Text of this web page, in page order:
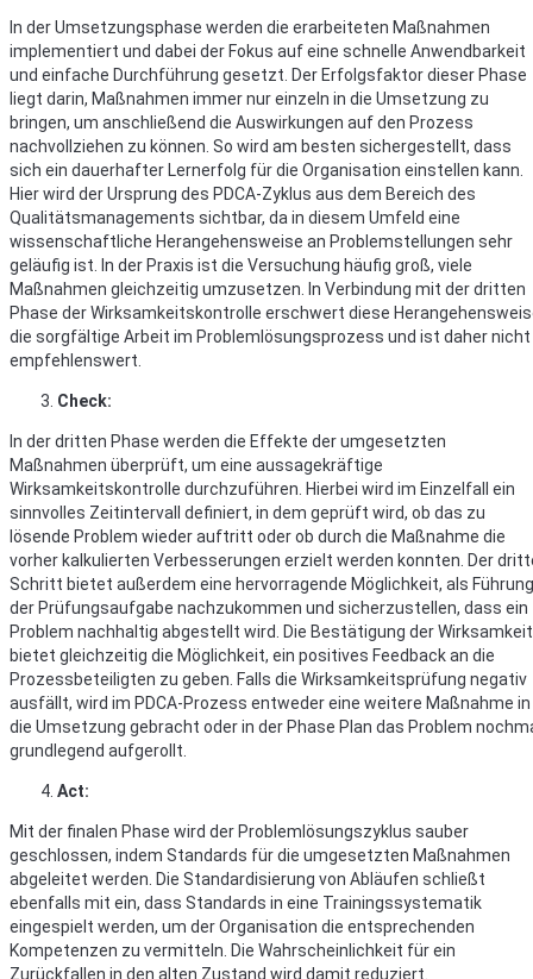
In der Umsetzungsphase werden die erarbeiteten Maßnahmen
implementiert und dabei der Fokus auf eine schnelle Anwendbarkeit
und einfache Durchführung gesetzt. Der Erfolgsfaktor dieser Phase
liegt darin, Maßnahmen immer nur einzeln in die Umsetzung zu
bringen, um anschließend die Auswirkungen auf den Prozess
nachvollziehen zu können. So wird am besten sichergestellt, dass
sich ein dauerhafter Lernerfolg für die Organisation einstellen kann.
Hier wird der Ursprung des PDCA-Zyklus aus dem Bereich des
Qualitätsmanagements sichtbar, da in diesem Umfeld eine
wissenschaftliche Herangehensweise an Problemstellungen sehr
geläufig ist. In der Praxis ist die Versuchung häufig groß, viele
Maßnahmen gleichzeitig umzusetzen. In Verbindung mit der dritten
Phase der Wirksamkeitskontrolle erschwert diese
die sorgfältige Arbeit im Problemlösungsprozess und ist daher nicht
empfehlenswert.
Check:
In der dritten Phase werden die Effekte der umgesetzten
Maßnahmen überprüft, um eine aussagekräftige
Wirksamkeitskontrolle durchzuführen. Hierbei wird im Einzelfall ein
sinnvolles Zeitintervall definiert, in dem geprüft wird, ob das zu
lösende Problem wieder auftritt oder ob durch die Maßnahme die
vorher kalkulierten Verbesserungen erzielt werden konnten. Der
Schritt bietet außerdem eine hervorragende Möglichkeit, als Führung
der Prüfungsaufgabe nachzukommen und sicherzustellen, dass ein
Problem nachhaltig abgestellt wird. Die Bestätigung der Wirksamkeit
bietet gleichzeitig die Möglichkeit, ein positives Feedback an die
Prozessbeteiligten zu geben. Falls die Wirksamkeitsprüfung negativ
ausfällt, wird im PDCA-Prozess entweder eine weitere Maßnahme in
die Umsetzung gebracht oder in der Phase Plan das Problem
grundlegend aufgerollt.
Act:
Mit der finalen Phase wird der Problemlösungszyklus sauber
geschlossen, indem Standards für die umgesetzten Maßnahmen
abgeleitet werden. Die Standardisierung von Abläufen schließt
ebenfalls mit ein, dass Standards in eine Trainingssystematik
eingespielt werden, um der Organisation die entsprechenden
Kompetenzen zu vermitteln. Die Wahrscheinlichkeit für ein
Zurückfallen in den alten Zustand wird damit reduziert.